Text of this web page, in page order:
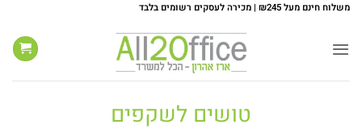
Skip
content
משלוח חינם מעל ₪245 | מכירה לעסקים רשומים בלבד
טושים לשקפים